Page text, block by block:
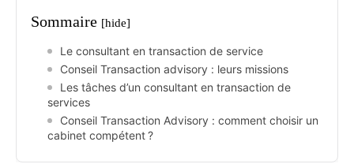
Sommaire [hide]
Le consultant en transaction de service
Conseil Transaction advisory : leurs missions
Les tâches d’un consultant en transaction de
services
Conseil Transaction Advisory : comment choisir un
cabinet compétent ?